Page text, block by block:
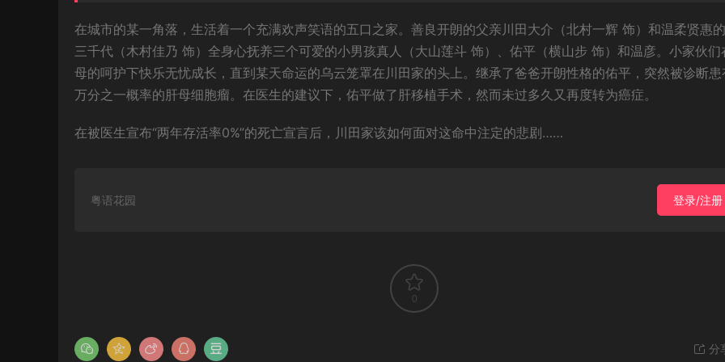
在城市的某一角落，生活着一个充满欢声笑语的五口之家。善良开朗的父亲川田大介（北村一辉 饰）和温柔贤惠
三千代（木村佳乃 饰）全身心抚养三个可爱的小男孩真人（大山莲斗 饰）、佑平（横山步 饰）和温彦。小家伙们
母的呵护下快乐无忧成长，直到某天命运的乌云笼罩在川田家的头上。继承了爸爸开朗性格的佑平，突然被诊断患
万分之一概率的肝母细胞瘤。在医生的建议下，佑平做了肝移植手术，然而未过多久又再度转为癌症。
在被医生宣布“两年存活率0%”的死亡宣言后，川田家该如何面对这命中注定的悲剧……
粤语花园 登录/注册
0
分